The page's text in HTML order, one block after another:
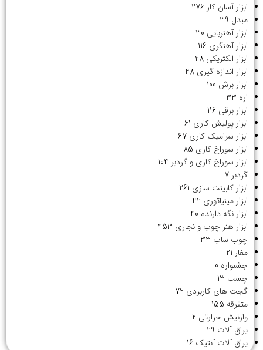
ابزار آسان کار 276
مبدل 39
ابزار آهنربایی 30
ابزار آهنگری 116
ابزار الکتریکی 28
ابزار اندازه گیری 48
ابزار برش 100
اره 33
ابزار برقی 116
ابزار پولیش کاری 61
ابزار سرامیک کاری 67
ابزار سوراخ کاری 85
ابزار سوراخ کاری و گردبر 104
گردبر 7
ابزار کابینت سازی 261
ابزار مینیاتوری 42
ابزار نگه دارنده 40
ابزار هنر چوب و نجاری 453
چوب ساب 33
مغار 21
جشنواره 0
چسب 13
گجت های کاربردی 72
متفرقه 155
وارنیش حرارتی 2
یراق آلات 29
یراق آلات آنتیک 16